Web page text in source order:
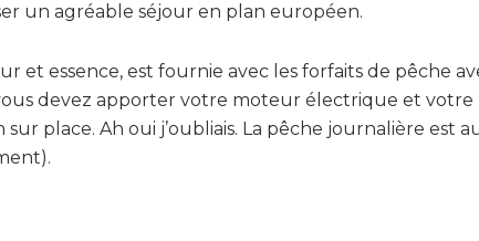
un agréable séjour en plan européen.
et essence, est fournie avec les forfaits de pêche
devez apporter votre moteur électrique et votre
place. Ah oui j’oubliais. La pêche journalière est